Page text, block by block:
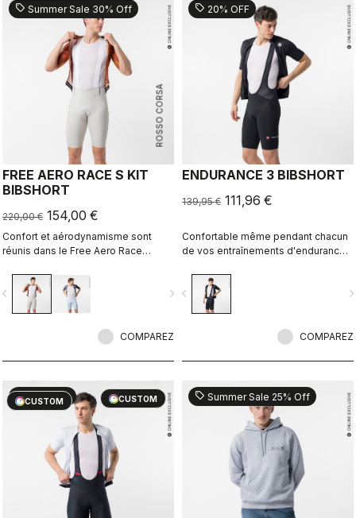
ROSSO CORSA
sell Summer Sale 30% Off
FREE AERO RACE S KIT
BIBSHORT
220,00 € 154,00 €
Confort et aérodynamisme sont
réunis dans le Free Aero Race
confortable à ce jour.
navigate_next
COMPAREZ
sell 20% OFF
ENDURANCE 3 BIBSHORT
139,95 € 111,96 €
Confortable même pendant chacun
de vos entraînements d'endurance
la plus confortable.
navigate_before
COMPAREZ
CUSTOM
sell20% OFF
CUSTOM
sell Summer Sale 25% Off